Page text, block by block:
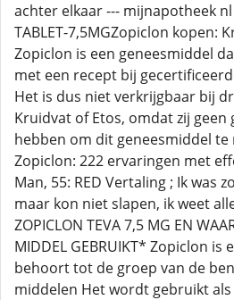
achter elkaar --- mijnapotheek nl
TABLET-7,5MGZopiclon kopen:
Zopiclon is een geneesmiddel
met een recept bij
Het is dus niet verkrijgbaar bij
Kruidvat of Etos, omdat zij
hebben om dit geneesmiddel te
Zopiclon: 222 ervaringen met
Man, 55: RED Vertaling ; Ik was
maar kon niet slapen, ik weet
ZOPICLON TEVA 7,5 MG EN
MIDDEL GEBRUIKT* Zopiclon is
behoort tot de groep van de
middelen Het wordt gebruikt